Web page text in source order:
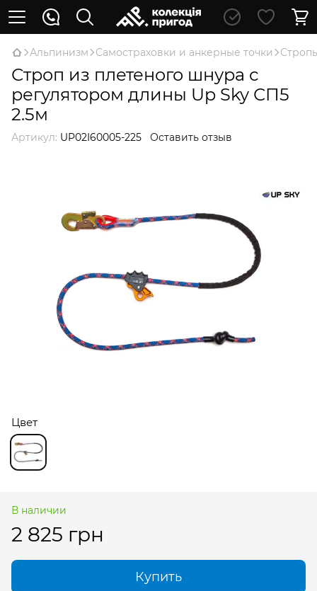
Альпинизм Самостраховки и анкерные точки
Строп из плетеного шнура с
регулятором длины Up Sky СП5
2.5м
Артикул: UP02I60005-225 Оставить отзыв
Цвет
В наличии
2 825 грн
Купить